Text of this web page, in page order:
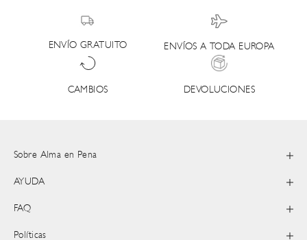
ENVÍO GRATUITO ENVÍOS A TODA EUROPA
CAMBIOS DEVOLUCIONES
Sobre Alma en Pena
AYUDA
FAQ
Políticas